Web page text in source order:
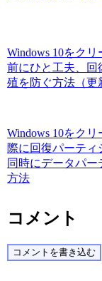
Windows 10をク
前にひと工夫、回
殖を防ぐ方法（更
Windows 10をク
際に回復パーティ
同時にデータパー
方法
コメント
コメントを書き込む